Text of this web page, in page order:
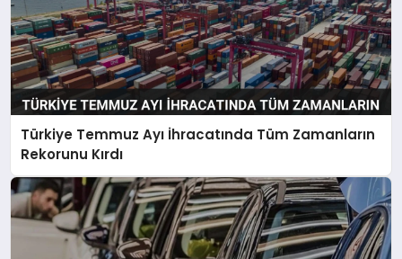
Türkiye Temmuz Ayı İhracatında Tüm Zamanların
Rekorunu Kırdı